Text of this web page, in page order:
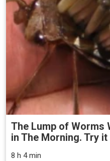
The Lump of Worms
in The Morning. Try it
8 h 4 min